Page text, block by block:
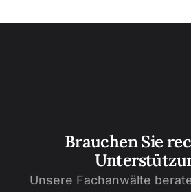
Brauchen Sie
Unsere Fachanwälte